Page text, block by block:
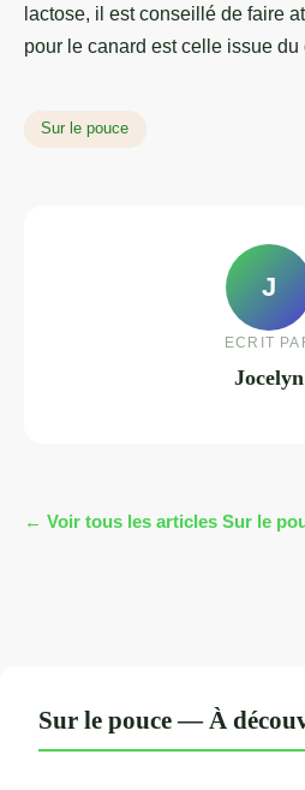
lactose, il est conseillé de faire
pour le canard est celle issue du
Sur le pouce
J
ECRIT
Jocelyn
← Voir tous les articles Sur le
Sur le pouce — À